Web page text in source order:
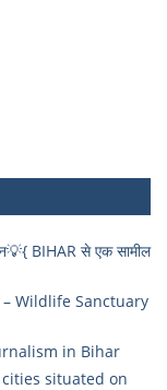
BIHAR से एक सामील
– Wildlife Sanctuary
in Bihar
cities situated on